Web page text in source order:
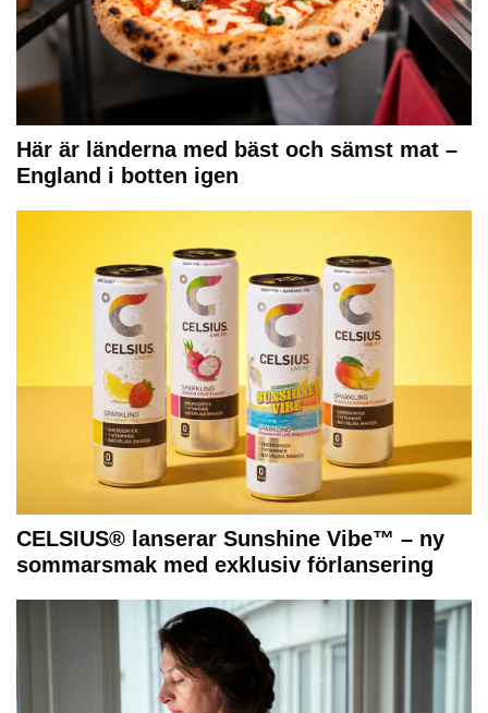
Här är länderna med bäst och sämst mat –
England i botten igen
CELSIUS® lanserar Sunshine Vibe™ – ny
sommarsmak med exklusiv förlansering